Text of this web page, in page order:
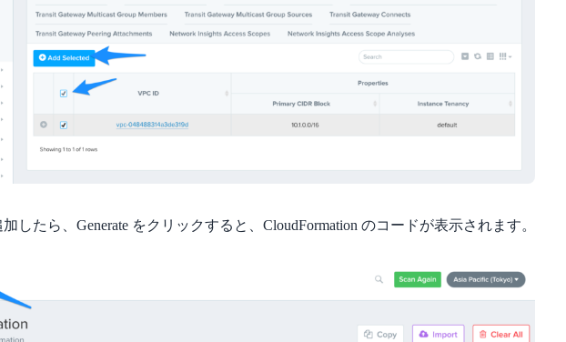
したら、Generate をクリックすると、CloudFormation のコードが表示されます。